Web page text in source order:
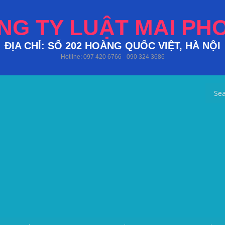
TY LUẬT MAI
ĐỊA CHỈ: SỐ 202 HOÀNG QUỐC VIỆT, HÀ NỘI
Hotline: 097 420 6766 - 090 324 3686